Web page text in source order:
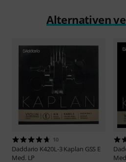
Alternativen
10
Daddario K420L-3 Kaplan GSS E
Med. LP